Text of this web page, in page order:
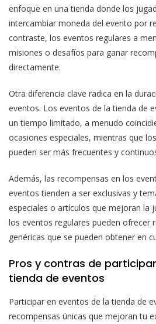
enfoque en una tienda donde los
intercambiar moneda del evento por
contraste, los eventos regulares a
misiones o desafíos para ganar
directamente.
Otra diferencia clave radica en la
eventos. Los eventos de la tienda de
un tiempo limitado, a menudo
ocasiones especiales, mientras que
pueden ser más frecuentes y
Además, las recompensas en los
eventos tienden a ser exclusivas y
especiales o artículos que mejoran la
los eventos regulares pueden ofrecer
genéricas que se pueden obtener en
Pros y contras de
tienda de eventos
Participar en eventos de la tienda de
recompensas únicas que mejoran tu